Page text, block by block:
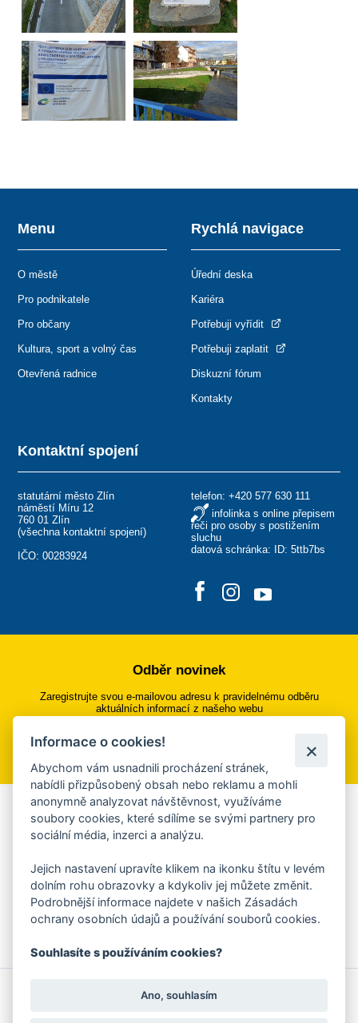
Kontaktní spojení
statutární město Zlín
náměstí Míru 12
760 01 Zlín
(všechna kontaktní spojení)
IČO: 00283924
telefon: +420 577 630 111
infolinka s online přepisem
řeči pro osoby s postižením
sluchu
datová schránka: ID: 5ttb7bs
Menu
O městě
Pro podnikatele
Pro občany
Kultura, sport a volný čas
Otevřená radnice
Rychlá navigace
Úřední deska
Kariéra
Potřebuji vyřídit
Potřebuji zaplatit
Diskuzní fórum
Kontakty
Odběr novinek
Zaregistrujte svou e-mailovou adresu k pravidelnému odběru
aktuálních informací z našeho webu
Přihlásit se k odběru
Aplikace Mobilní rozhlas
Chcete dostávat do svého mobilu či mailu upozornění na
ankety, pozvánky na kulturní a sportovní akce?
Více informací o aplikaci
Ochrana osobních údajů
Informace o cookies!
Abychom vám usnadnili procházení stránek,
nabídli přizpůsobený obsah nebo reklamu a mohli
anonymně analyzovat návštěvnost, využíváme
soubory cookies, které sdílíme se svými partnery pro
sociální média, inzerci a analýzu.
Jejich nastavení upravíte klikem na ikonku štítu v levém
dolním rohu obrazovky a kdykoliv jej můžete změnit.
Podrobnější informace najdete v našich Zásadách
ochrany osobních údajů a používání souborů cookies.
Souhlasíte s používáním cookies?
Ano, souhlasím